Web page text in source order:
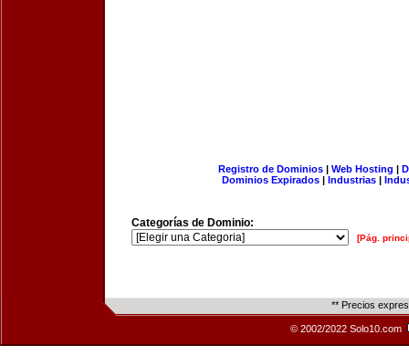
Registro de Dominios| Web Hosting |
Dominios Expirados | Industrias |
Categorías de Dominio:
[Pág.
** Precios
© 2002/2022 Solo10.com